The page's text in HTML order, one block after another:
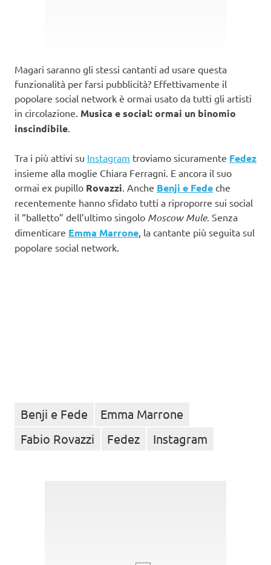
Magari saranno gli stessi cantanti ad usare questa
funzionalità per farsi pubblicità? Effettivamente il
popolare social network è ormai usato da tutti gli artisti
in circolazione. Musica e social: ormai un binomio
inscindibile
Tra i più attivi su Instagram troviamo sicuramente Fedez
insieme alla moglie Chiara Ferragni. E ancora il suo
ormai ex pupillo Rovazzi . Anche Benji e Fede che
recentemente hanno sfidato tutti a riproporre sui social
il “balletto” dell’ultimo singolo Moscow Mule. Senza
dimenticare Emma Marrone , la cantante più seguita sul
popolare social network.
Benji e Fede
Emma Marrone
Fabio Rovazzi
Fedez Instagram